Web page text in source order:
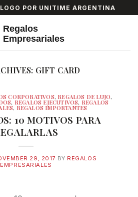
POR UNITIME ARGENTINA
GIFT CARD
CORPORATIVOS, REGALOS DE LUJO,
, REGALOS EJECUTIVOS, REGALOS
, REGALOS IMPORTANTES
10 MOTIVOS PARA
29, 2017 BY REGALOS
EMPRESARIALES